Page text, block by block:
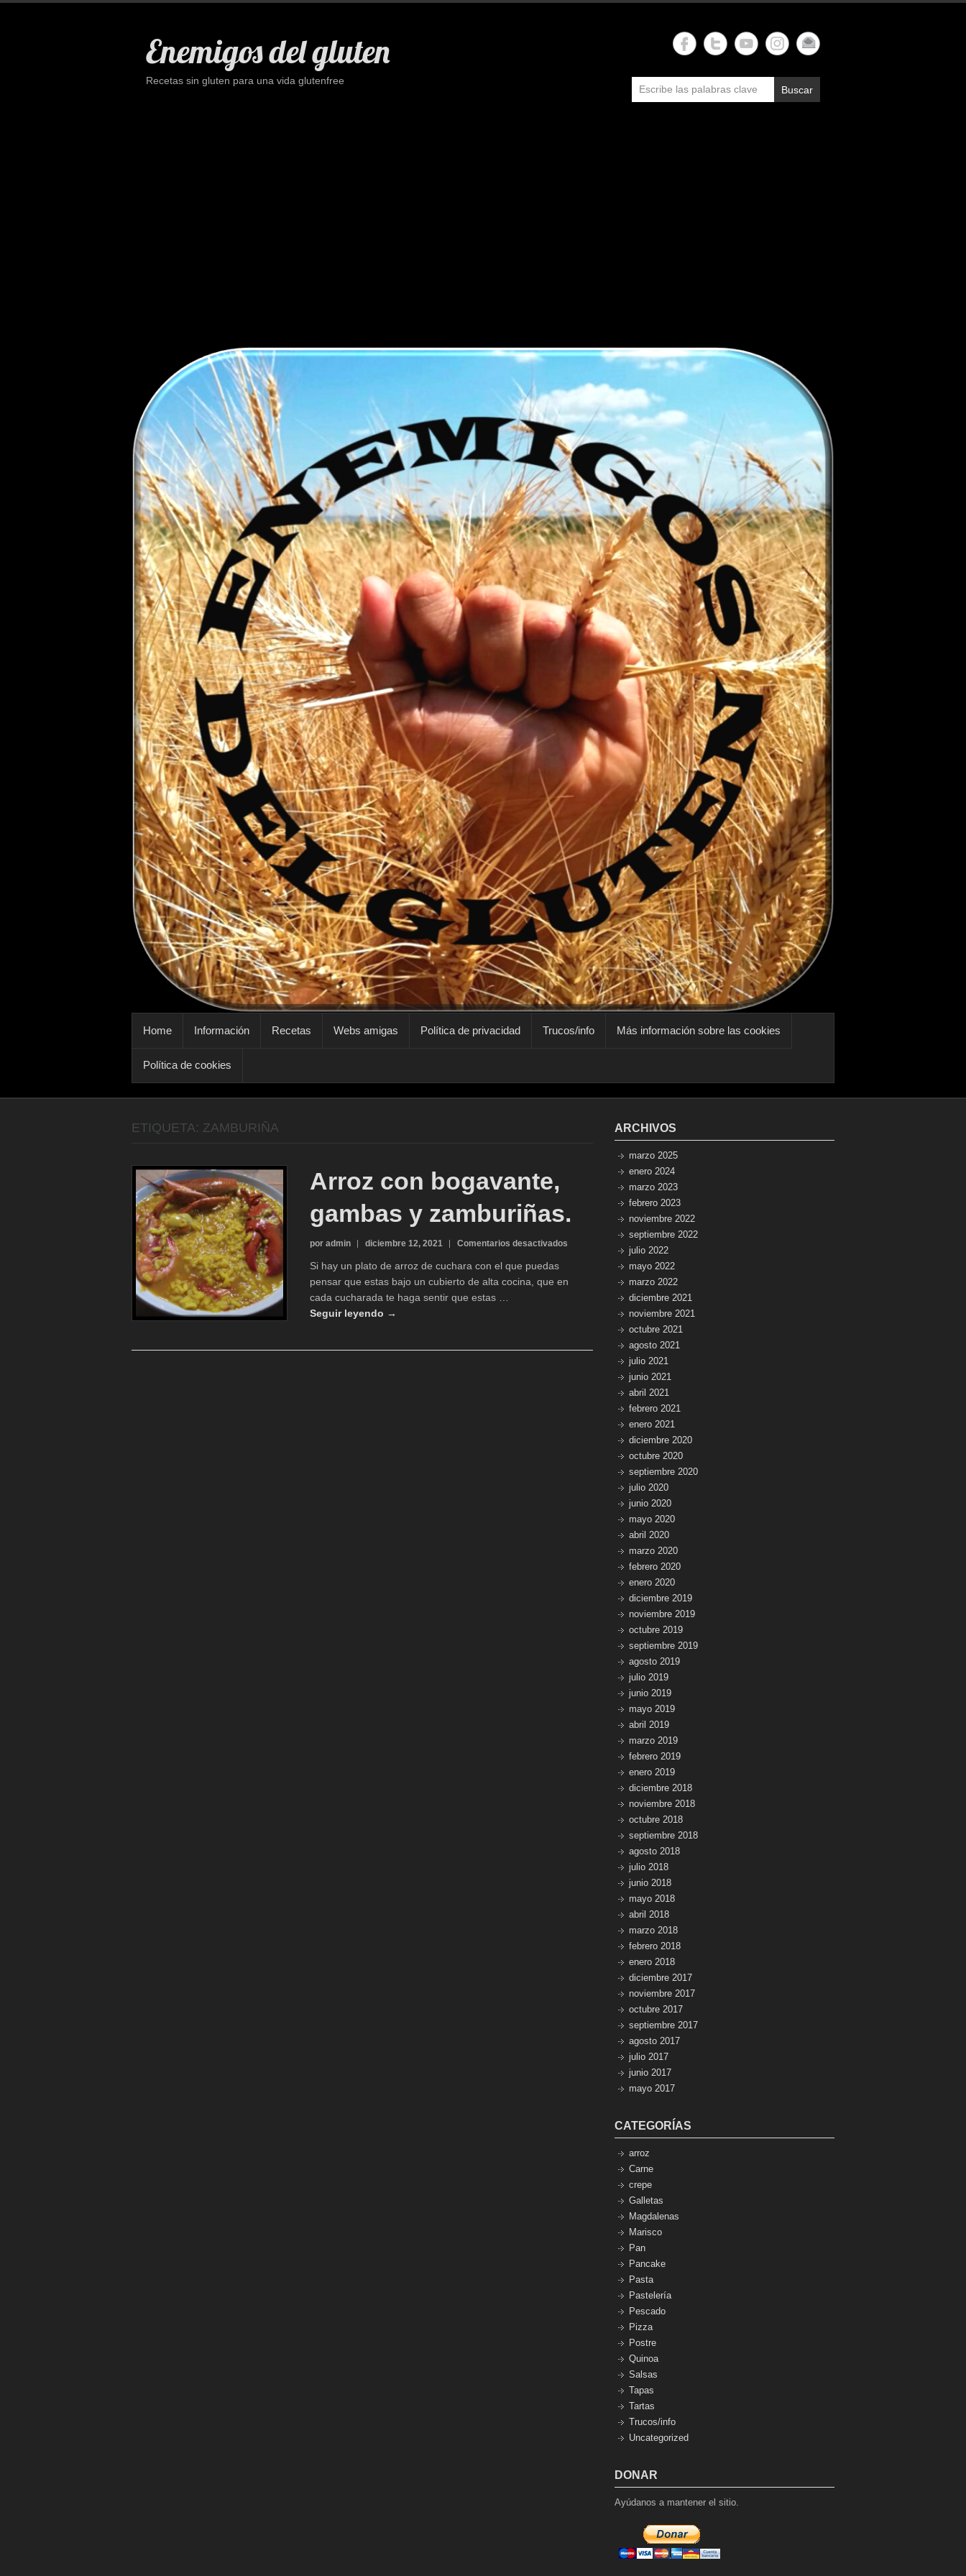
Enemigos del gluten
Recetas sin gluten para una vida glutenfree
Buscar
MENÚ PRINCIPAL
Home Información Recetas Webs amigas Política de privacidad Trucos/info Más información sobre las cookies
Política de cookies
ETIQUETA: ZAMBURIÑA
Arroz con bogavante,
gambas y zamburiñas.
por admin diciembre 12, 2021 Comentarios desactivadosen
bogavante,
Si hay un plato de arroz de cuchara con el que puedas
pensar que estas bajo un cubierto de alta cocina, que en
cada cucharada te haga sentir que estas …
Seguir leyendo →
ARCHIVOS
marzo 2025
enero 2024
marzo 2023
febrero 2023
noviembre 2022
septiembre 2022
julio 2022
mayo 2022
marzo 2022
diciembre 2021
noviembre 2021
octubre 2021
agosto 2021
julio 2021
junio 2021
abril 2021
febrero 2021
enero 2021
diciembre 2020
octubre 2020
septiembre 2020
julio 2020
junio 2020
mayo 2020
abril 2020
marzo 2020
febrero 2020
enero 2020
diciembre 2019
noviembre 2019
octubre 2019
septiembre 2019
agosto 2019
julio 2019
junio 2019
mayo 2019
abril 2019
marzo 2019
febrero 2019
enero 2019
diciembre 2018
noviembre 2018
octubre 2018
septiembre 2018
agosto 2018
julio 2018
junio 2018
mayo 2018
abril 2018
marzo 2018
febrero 2018
enero 2018
diciembre 2017
noviembre 2017
octubre 2017
septiembre 2017
agosto 2017
julio 2017
junio 2017
mayo 2017
CATEGORÍAS
arroz
Carne
crepe
Galletas
Magdalenas
Marisco
Pan
Pancake
Pasta
Pastelería
Pescado
Pizza
Postre
Quinoa
Salsas
Tapas
Tartas
Trucos/info
Uncategorized
DONAR
Ayúdanos a mantener el sitio.